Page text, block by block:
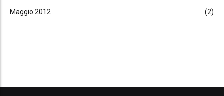
Maggio 2012 (2)